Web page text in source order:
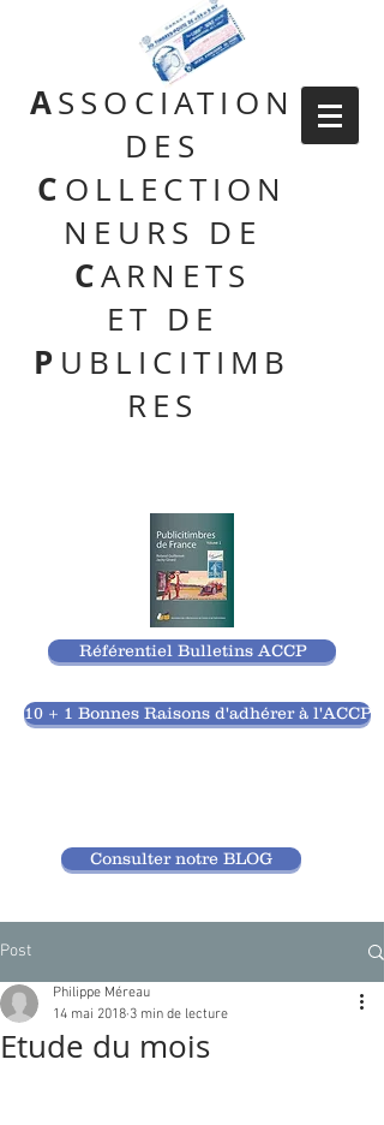
ASSOCIATION
DES
C OLLECTION
NEURS DE
CARNETS
ET DE
P UBLICITIMB
RES
Référentiel Bulletins ACCP
10 + 1 Bonnes Raisons d'adhérer à l'ACCP
Consulter notre BLOG
Post
Etude du mois
Philippe Méreau
14 mai 2018 3 min de lecture